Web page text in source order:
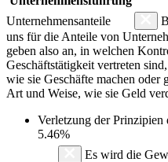
Unternehmensanteile
uns für die Anteile von
geben also an, in welchen
Geschäftstätigkeit vertreten
wie sie Geschäfte machen oder
Art und Weise, wie sie Geld
Verletzung der Prinzipien
5.46%
Es wird die